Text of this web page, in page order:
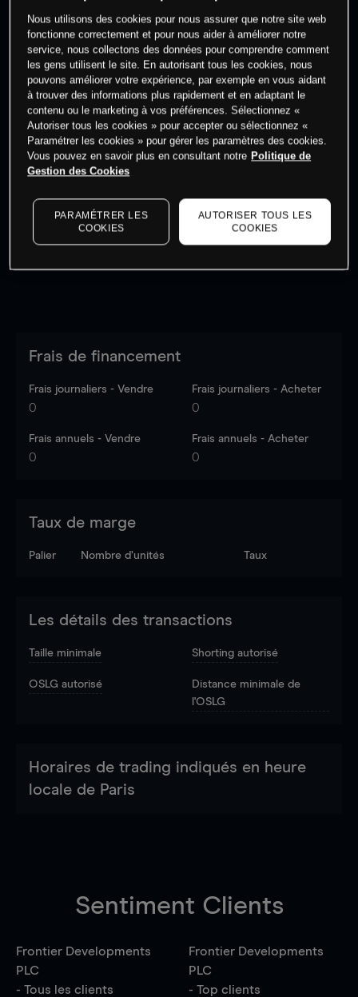
cet actif
Commencez à trader
Les prix sont indicatifs.
dernières données du marché.Log into see latest
market data
Frais de financement
Frais journaliers - Vendre
0
Frais journaliers - Acheter
0
Frais annuels - Vendre
0
Frais annuels - Acheter
0
Taux de marge
Palier Nombre d’unités Taux
Les détails des transactions
Taille minimale Shorting autorisé
OSLG autorisé
Distance minimale de
l'OSLG
Horaires de trading indiqués en heure
locale de Paris
Sentiment Clients
Frontier Developments
PLC
- Tous les clients
Frontier Developments
PLC
- Top clients
Nous utilisons des cookies pour nous assurer que notre site web
fonctionne correctement et pour nous aider à améliorer notre
service, nous collectons des données pour comprendre comment
les gens utilisent le site. En autorisant tous les cookies, nous
pouvons améliorer votre expérience, par exemple en vous aidant
à trouver des informations plus rapidement et en adaptant le
contenu ou le marketing à vos préférences. Sélectionnez «
Autoriser tous les cookies » pour accepter ou sélectionnez «
Paramétrer les cookies » pour gérer les paramètres des cookies.
Vous pouvez en savoir plus en consultant notre Politique de
Gestion des Cookies
PARAMÉTRER LES
COOKIES
AUTORISER TOUS LES
COOKIES